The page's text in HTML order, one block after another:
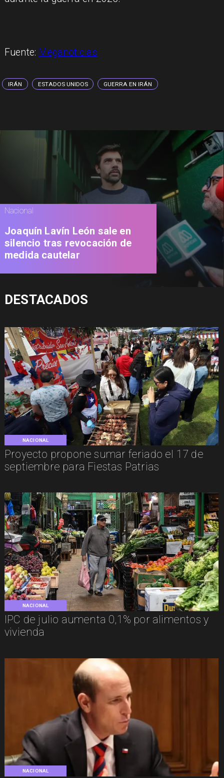
Fuente: Meganoticias
IRÁN ESTADOS UNIDOS GUERRA EN IRÁN
NACIONAL
Proyecto propone sumar feriado el 17 de
septiembre para Fiestas Patrias
NACIONAL
IPC de julio aumenta 0,1% por alimentos y
vivienda
NACIONAL
Nacional
Joaquín Lavín León sale en
silencio tras revocación de
medida cautelar
DESTACADOS